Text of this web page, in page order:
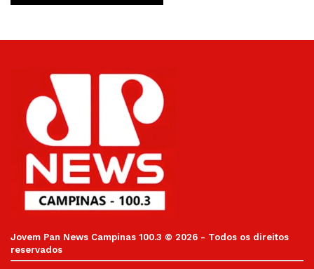
Jovem Pan News Campinas 100.3 © 2026 - Todos os direitos
reservados